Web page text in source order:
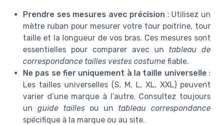
Prendre ses mesures avec précision : Utilisez un
mètre ruban pour mesurer votre tour poitrine, tour
taille et la longueur de vos bras. Ces mesures sont
essentielles pour comparer avec un tableau de
correspondance tailles vestes costume fiable.
Ne pas se fier uniquement à la taille universelle :
Les tailles universelles (S, M, L, XL, XXL) peuvent
varier d’une marque à l’autre. Consultez toujours
un guide tailles ou un tableau correspondance
spécifique à la marque ou au site.